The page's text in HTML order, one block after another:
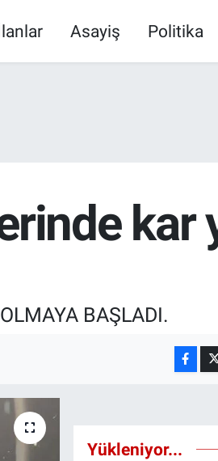
Asayiş Politika
kar
BAŞLADI.
Yükleniyor...